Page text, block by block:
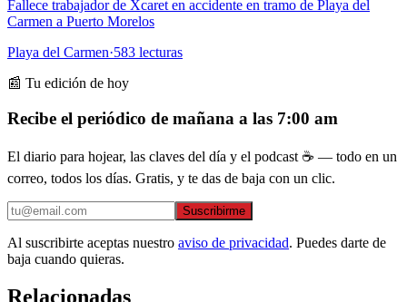
Fallece trabajador de Xcaret en accidente en tramo de Playa del
Carmen a Puerto Morelos
Playa del Carmen·583 lecturas
📰 Tu edición de hoy
Recibe el periódico de mañana a las 7:00 am
El diario para hojear, las claves del día y el podcast ☕ — todo en un
correo, todos los días. Gratis, y te das de baja con un clic.
Suscribirme
Al suscribirte aceptas nuestro aviso de privacidad. Puedes darte de
baja cuando quieras.
Relacionadas